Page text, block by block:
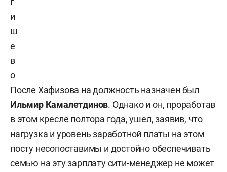
и
ш
е
в
о
После Хафизова на должность назначен был
Ильмир Камалетдинов. Однако и он, проработав
в этом кресле полтора года,ушел, заявив, что
нагрузка и уровень заработной платы на этом
посту несопоставимы и достойно обеспечивать
семью на эту зарплату сити-менеджер не может